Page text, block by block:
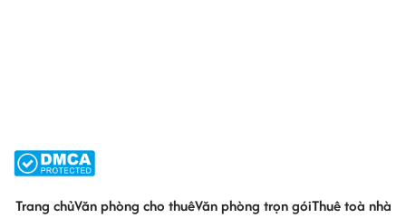
Trang chủVăn phòng cho thuêVăn phòng trọn góiThuê toà nhà